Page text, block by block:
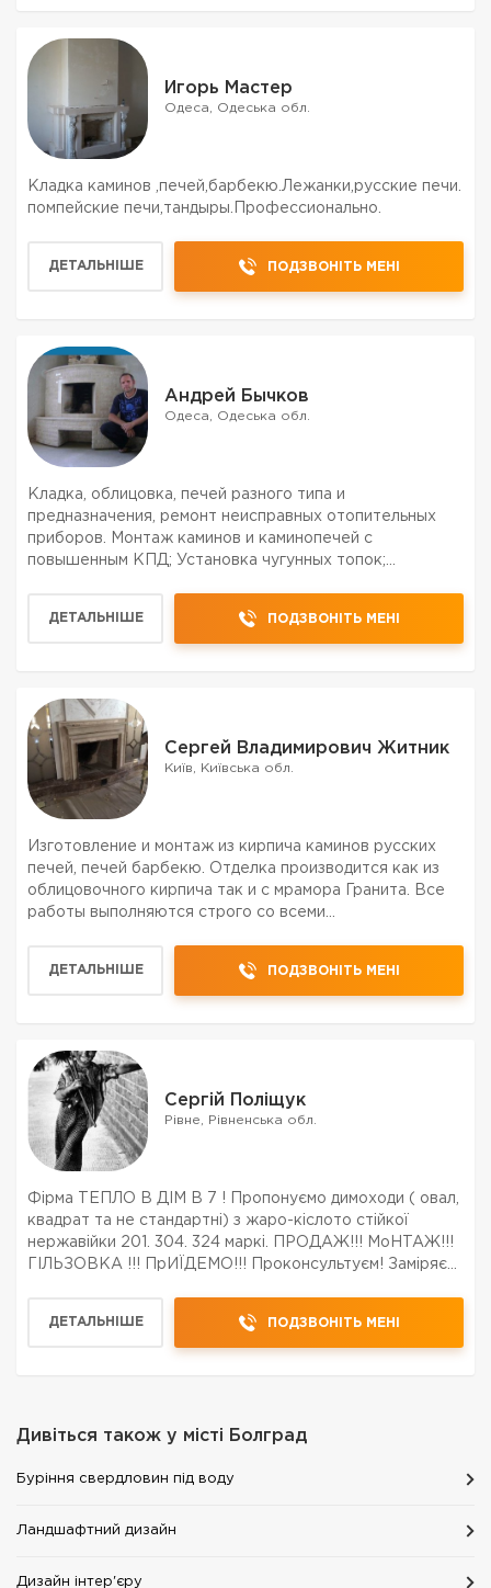
Игорь Мастер
Одеса, Одеська обл.
Кладка каминов ,печей,барбекю.Лежанки,русские печи.
помпейские печи,тандыры.Профессионально.
ДЕТАЛЬНІШЕ ПОДЗВОНІТЬ МЕНІ
Андрей Бычков
Одеса, Одеська обл.
Кладка, облицовка, печей разного типа и
предназначения, ремонт неисправных отопительных
приборов. Монтаж каминов и каминопечей с
повышенным КПД; Установка чугунных топок;
ДЕТАЛЬНІШЕ ПОДЗВОНІТЬ МЕНІ
Сергей Владимирович Житник
Київ, Київська обл.
Изготовление и монтаж из кирпича каминов русских
печей, печей барбекю. Отделка производится как из
облицовочного кирпича так и с мрамора Гранита. Все
работы выполняются строго со всеми
Буду рад сотрудничеству.
ДЕТАЛЬНІШЕ ПОДЗВОНІТЬ МЕНІ
Сергій Поліщук
Рівне, Рівненська обл.
Фірма ТЕПЛО В ДІМ В 7 ! Пропонуємо димоходи ( овал,
квадрат та не стандартні) з жаро-кіслото стійкої
нержавійки 201. 304. 324 маркі. ПРОДАЖ!!! МоНТАЖ!!!
ГІЛЬЗОВКА !!! ПрИЇДЕМО!!! Проконсультуєм! Заміряєм!
ДЕТАЛЬНІШЕ ПОДЗВОНІТЬ МЕНІ
Дивіться також у місті Болград
Буріння свердловин під воду
Ландшафтний дизайн
Дизайн інтер'єру